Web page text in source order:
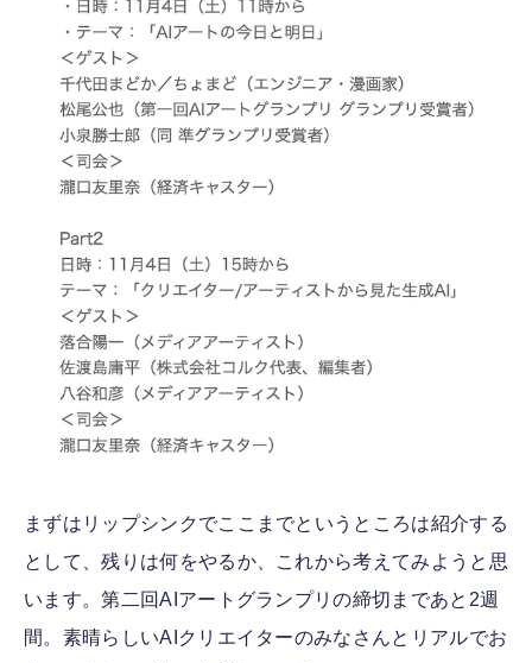
まずはリップシンクでここまでというところは紹介する
として、残りは何をやるか、これから考えてみようと思
います。第二回AIアートグランプリの締切まであと2週
間。素晴らしいAIクリエイターのみなさんとリアルでお